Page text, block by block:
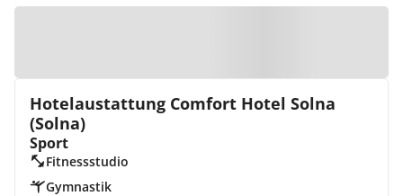
Hotelaustattung Comfort Hotel Solna
(Solna)
Sport
Fitnessstudio
Gymnastik